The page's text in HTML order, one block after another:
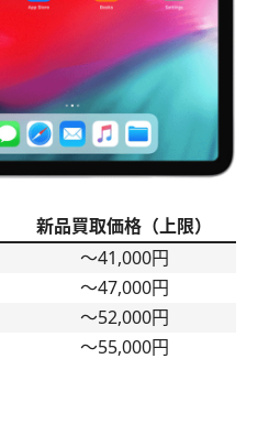
新品買取価格（上限）
〜41,000円
〜47,000円
〜52,000円
〜55,000円